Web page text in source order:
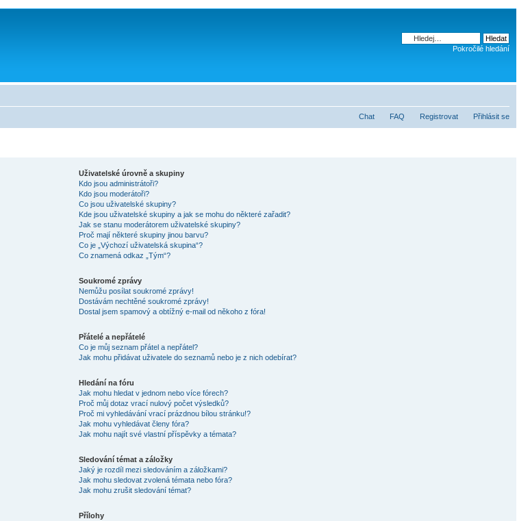
Pokročilé hledání
Chat FAQ Registrovat Přihlásit se
Uživatelské úrovně a skupiny
Kdo jsou administrátoři?
Kdo jsou moderátoři?
Co jsou uživatelské skupiny?
Kde jsou uživatelské skupiny a jak se mohu do některé zařadit?
Jak se stanu moderátorem uživatelské skupiny?
Proč mají některé skupiny jinou barvu?
Co je „Výchozí uživatelská skupina“?
Co znamená odkaz „Tým“?
Soukromé zprávy
Nemůžu posílat soukromé zprávy!
Dostávám nechtěné soukromé zprávy!
Dostal jsem spamový a obtížný e-mail od někoho z fóra!
Přátelé a nepřátelé
Co je můj seznam přátel a nepřátel?
Jak mohu přidávat uživatele do seznamů nebo je z nich odebírat?
Hledání na fóru
Jak mohu hledat v jednom nebo více fórech?
Proč můj dotaz vrací nulový počet výsledků?
Proč mi vyhledávání vrací prázdnou bílou stránku!?
Jak mohu vyhledávat členy fóra?
Jak mohu najít své vlastní příspěvky a témata?
Sledování témat a záložky
Jaký je rozdíl mezi sledováním a záložkami?
Jak mohu sledovat zvolená témata nebo fóra?
Jak mohu zrušit sledování témat?
Přílohy